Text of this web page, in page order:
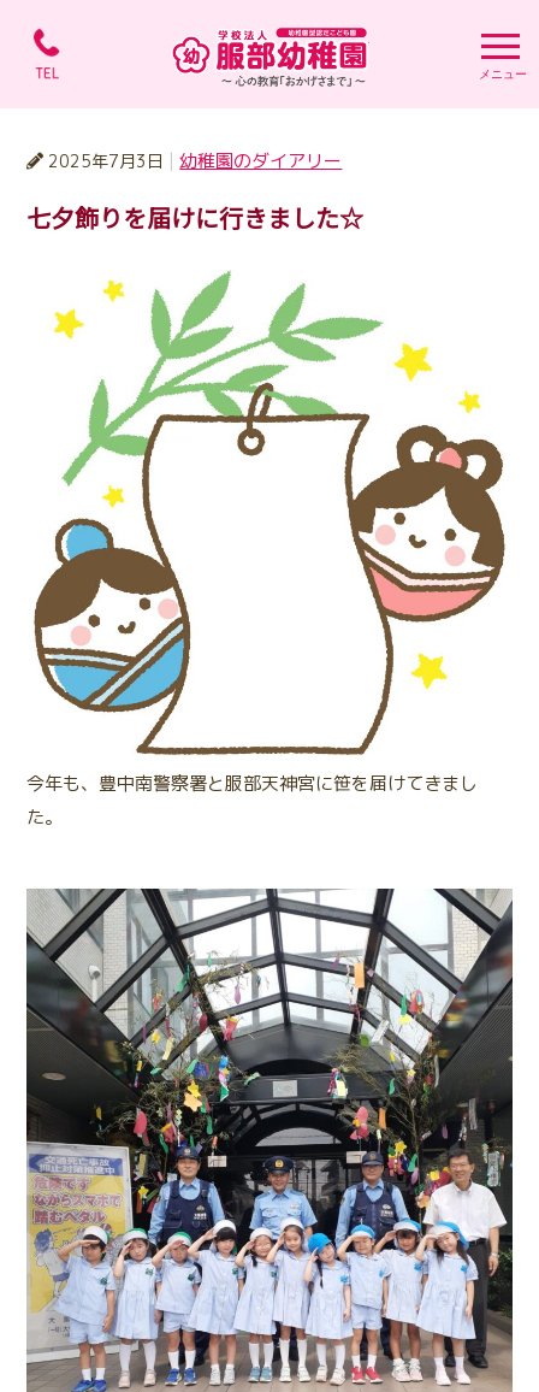
学校法人 服部幼稚
2025年7月3日 幼稚園のダイアリー
七夕飾りを届けに行きました☆
今年も、豊中南警察署と服部天神宮に笹を届けてきまし
た。